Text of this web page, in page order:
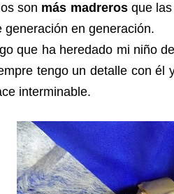
son más madrerosque las
generación en generación.
que ha heredado mi niño
tengo un detalle con él
interminable.